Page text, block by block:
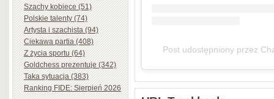
Szachy kobiece (51)
Polskie talenty (74)
Artysta i szachista (94)
Ciekawa partia (408)
Z życia sportu (64)
Goldchess prezentuje (342)
Taka sytuacja (383)
Ranking FIDE: Sierpień 2026
Post udostępniony przez